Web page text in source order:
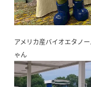
アメリカ産バイオエタノ
ゃん